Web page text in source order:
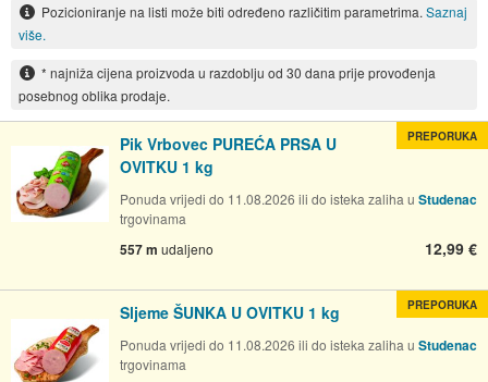
Pozicioniranje na listi može biti određeno različitim parametrima. Saznaj
više.
* najniža cijena proizvoda u razdoblju od 30 dana prije provođenja
posebnog oblika prodaje.
Pik Vrbovec PUREĆA PRSA U
OVITKU 1 kg
Ponuda vrijedi do 11.08.2026 ili do isteka zaliha u Studenac
trgovinama
557 m udaljeno 12,99 €
PREPORUKA
Sljeme ŠUNKA U OVITKU 1 kg
Ponuda vrijedi do 11.08.2026 ili do isteka zaliha u Studenac
trgovinama
PREPORUKA